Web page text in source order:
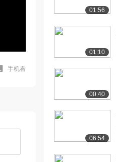
手机看
01:56
01:10
00:40
06:54